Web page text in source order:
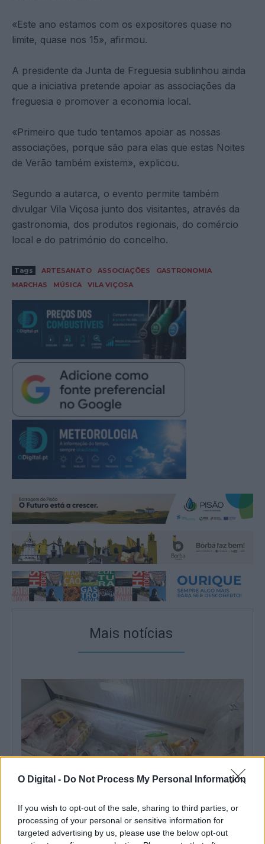
O Digital - Do Not Process My Personal Information
If you wish to opt-out of the sale, sharing to third parties, or
processing of your personal or sensitive information for
targeted advertising by us, please use the below opt-out
«Este ano estamos com os expositores quase no
limite, quase nos 15», afirmou.
A presidente da Junta de Freguesia sublinhou ainda
que a iniciativa pretende apoiar as associações da
freguesia e promover a economia local.
«Primeiro que tudo tentamos apoiar as nossas
associações, porque são para elas que estas Noites
de Verão também existem», explicou.
Segundo a autarca, o evento permite também
divulgar Vila Viçosa junto dos visitantes, através da
gastronomia, dos produtos regionais, do comércio
local e do património do concelho.
Tags ARTESANATO ASSOCIAÇÕES
GASTRONOMIA
MARCHAS
MÚSICA VILA VIÇOSA
Mais notícias
Fiscalização da GNR termina com encerramento de